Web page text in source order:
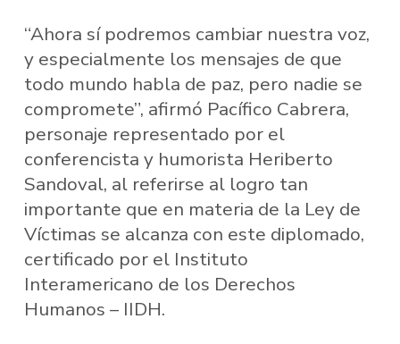
“Ahora sí podremos cambiar nuestra voz,
y especialmente los mensajes de que
todo mundo habla de paz, pero nadie se
compromete”, afirmó Pacífico Cabrera,
personaje representado por el
conferencista y humorista Heriberto
Sandoval, al referirse al logro tan
importante que en materia de la Ley de
Víctimas se alcanza con este diplomado,
certificado por el Instituto
Interamericano de los Derechos
Humanos – IIDH.